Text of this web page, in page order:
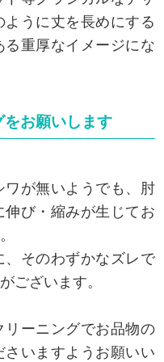
うに丈を長めにする
重厚なイメージにな
お願いします
が無いようでも、肘
び・縮みが生じてお
そのわずかなズレで
ございます。
ーニングでお品物の
いますようお願いい